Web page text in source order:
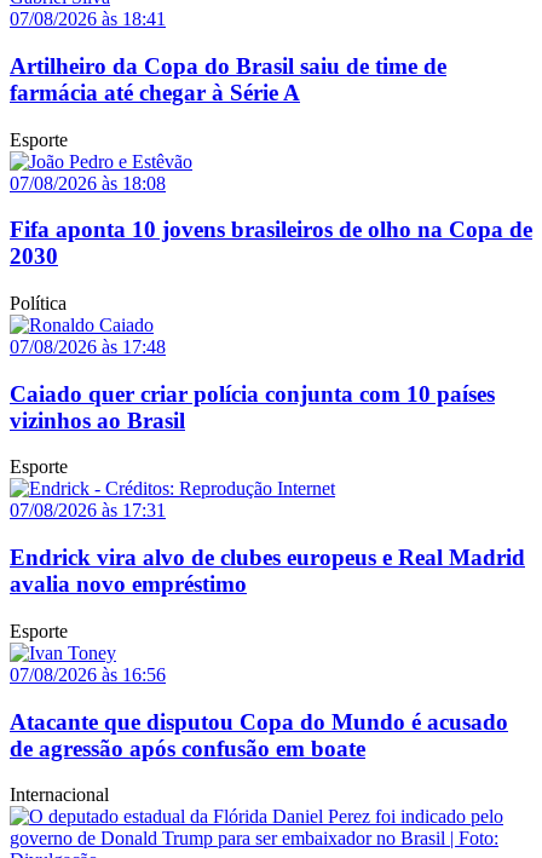
07/08/2026 às 18:41
Artilheiro da Copa do Brasil saiu de time de
farmácia até chegar à Série A
Esporte
07/08/2026 às 18:08
Fifa aponta 10 jovens brasileiros de olho na Copa de
2030
Política
07/08/2026 às 17:48
Caiado quer criar polícia conjunta com 10 países
vizinhos ao Brasil
Esporte
07/08/2026 às 17:31
Endrick vira alvo de clubes europeus e Real Madrid
avalia novo empréstimo
Esporte
07/08/2026 às 16:56
Atacante que disputou Copa do Mundo é acusado
de agressão após confusão em boate
Internacional